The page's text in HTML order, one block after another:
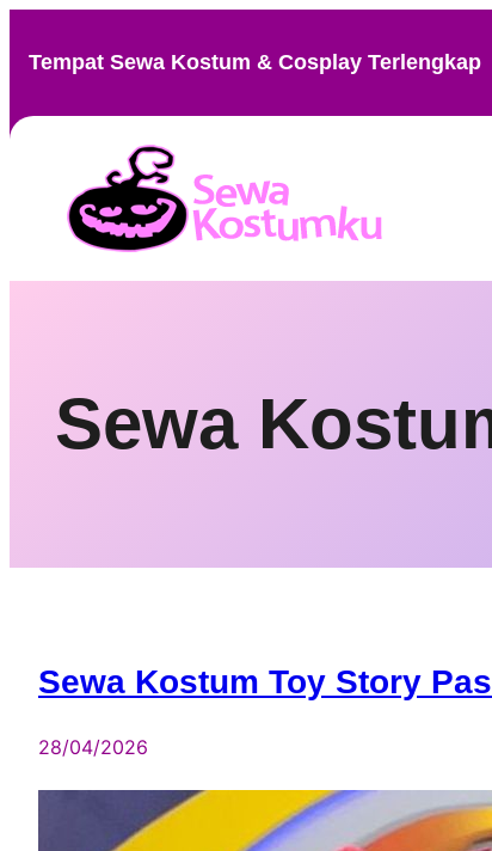
content
Tempat Sewa Kostum & Cosplay Terlengkap
Sewa
Sewa Kostum Toy Story
28/04/2026